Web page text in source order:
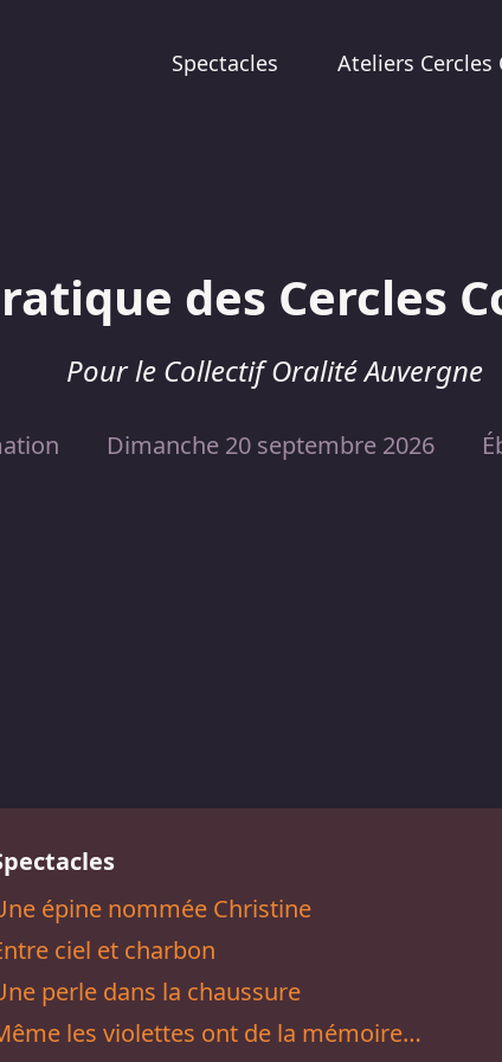
Spectacles Ateliers Cercles
des Cercles
Pour le Collectif Oralité Auvergne
Dimanche 20 septembre 2026
épine nommée Christine
ciel et charbon
perle dans la chaussure
les violettes ont de la mémoire…